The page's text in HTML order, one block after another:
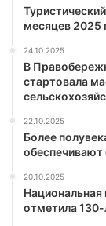
месяцев 2025
24.10.2025
В
стартовала
22.10.2025
Более
обеспечивают
20.10.2025
Национальная
отметила